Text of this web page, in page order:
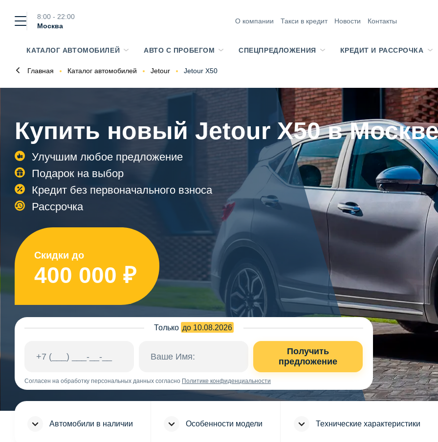
8:00 - 22:00
Москва
О компании Такси в кредит Новости Контакты
КАТАЛОГ АВТОМОБИЛЕЙ АВТО С ПРОБЕГОМ СПЕЦПРЕДЛОЖЕНИЯ КРЕДИТ И РАССРОЧКА
Главная Каталог автомобилей Jetour Jetour X50
Купить новый Jetour X50 в
Улучшим любое предложение
Подарок на выбор
Кредит без первоначального взноса
Рассрочка
Скидки до
400 000 ₽
Только до 10.08.2026
Получить
предложение
Согласен на обработку персональных данных согласно Политике конфиденциальности
Автомобили в наличии Особенности модели Технические характеристики